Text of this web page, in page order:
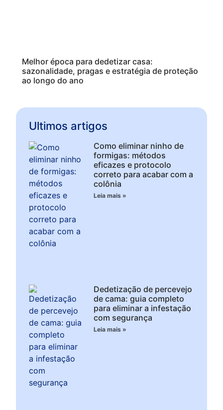
Melhor época para dedetizar casa:
sazonalidade, pragas e estratégia de proteção
ao longo do ano
Ultimos artigos
Como eliminar ninho de
formigas: métodos
eficazes e protocolo
correto para acabar com a
colônia
Leia mais »
Dedetização de percevejo
de cama: guia completo
para eliminar a infestação
com segurança
Leia mais »